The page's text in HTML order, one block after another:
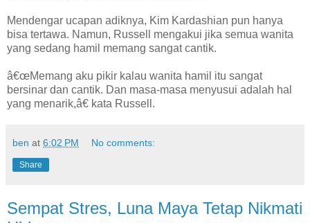
Mendengar ucapan adiknya, Kim Kardashian pun hanya
bisa tertawa. Namun, Russell mengakui jika semua wanita
yang sedang hamil memang sangat cantik.
â€œMemang aku pikir kalau wanita hamil itu sangat
bersinar dan cantik. Dan masa-masa menyusui adalah hal
yang menarik,â€ kata Russell.
ben at 6:02 PM No comments:
Share
Sempat Stres, Luna Maya Tetap Nikmati